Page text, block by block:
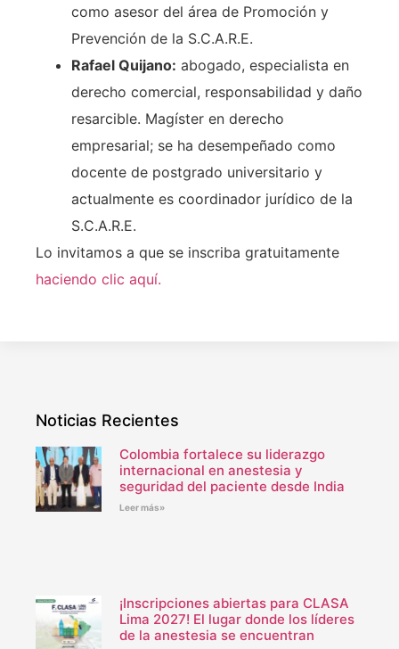
como asesor del área de Promoción y
Prevención de la S.C.A.R.E.
Rafael Quijano: abogado, especialista en
derecho comercial, responsabilidad y daño
resarcible. Magíster en derecho
empresarial; se ha desempeñado como
docente de postgrado universitario y
actualmente es coordinador jurídico de la
S.C.A.R.E.
Lo invitamos a que se inscriba gratuitamente
haciendo clic aquí.
Noticias Recientes
Colombia fortalece su liderazgo
internacional en anestesia y
seguridad del paciente desde India
Leer más»
¡Inscripciones abiertas para CLASA
Lima 2027! El lugar donde los líderes
de la anestesia se encuentran